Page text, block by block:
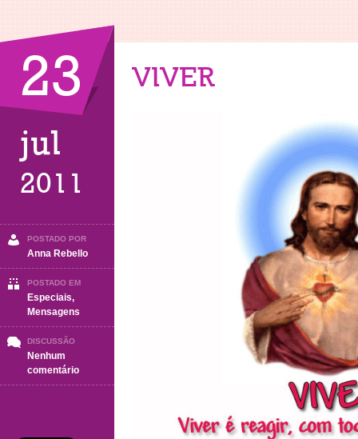
23
jul
2011
POSTADO POR
Anna Rebello
POSTADO EM
Especiais,
Mensagens
DISCUSSÃO
Nenhum
comentárioem
VIVER
VIVER